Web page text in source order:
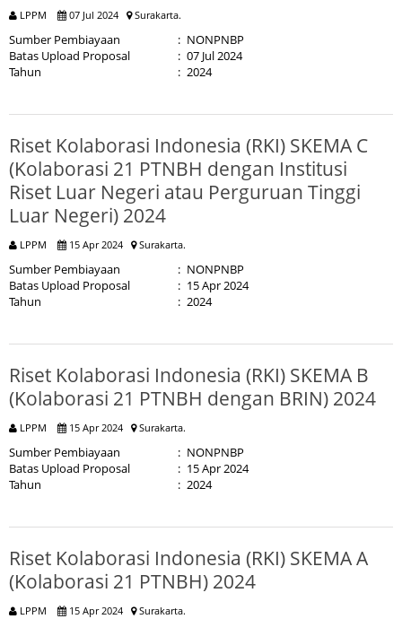
LPPM 07 Jul 2024 Surakarta.
Sumber Pembiayaan : NONPNBP
Batas Upload Proposal
: 07 Jul 2024
Tahun
: 2024
Riset Kolaborasi Indonesia (RKI) SKEMA C
(Kolaborasi 21 PTNBH dengan Institusi
Riset Luar Negeri atau Perguruan Tinggi
Luar Negeri) 2024
LPPM 15 Apr 2024 Surakarta.
Sumber Pembiayaan : NONPNBP
Batas Upload Proposal
: 15 Apr 2024
Tahun
: 2024
Riset Kolaborasi Indonesia (RKI) SKEMA B
(Kolaborasi 21 PTNBH dengan BRIN) 2024
LPPM 15 Apr 2024 Surakarta.
Sumber Pembiayaan : NONPNBP
Batas Upload Proposal
: 15 Apr 2024
Tahun
: 2024
Riset Kolaborasi Indonesia (RKI) SKEMA A
(Kolaborasi 21 PTNBH) 2024
LPPM 15 Apr 2024 Surakarta.